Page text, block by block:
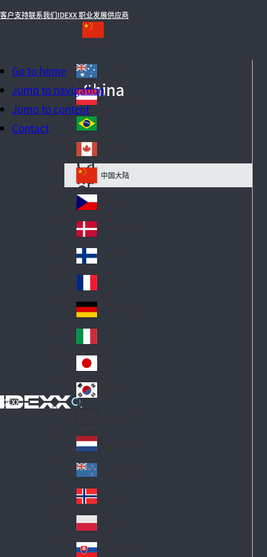
Go to home
Jump to navigation
Jump to content
Contact
客户支持联系我们IDEXX 职业发展供应商
IDEXX
China
Au
str
ali
a
Au
str
ia
Österreich
Br
azi
l
Ca
na
da
Ch
in
a
中国大陆
Cz
ec
h
De
n
m
ar
k
Fi
nl
an
d
Fr
an
ce
Ge
rm
an
y
Ita
ly
Ja
pa
n
Ko
a
La
tin
A
m
eri
ca
Ne
th
erl
an
ds
Ne
w
Ze
al
an
No
rw
ay
Po
la